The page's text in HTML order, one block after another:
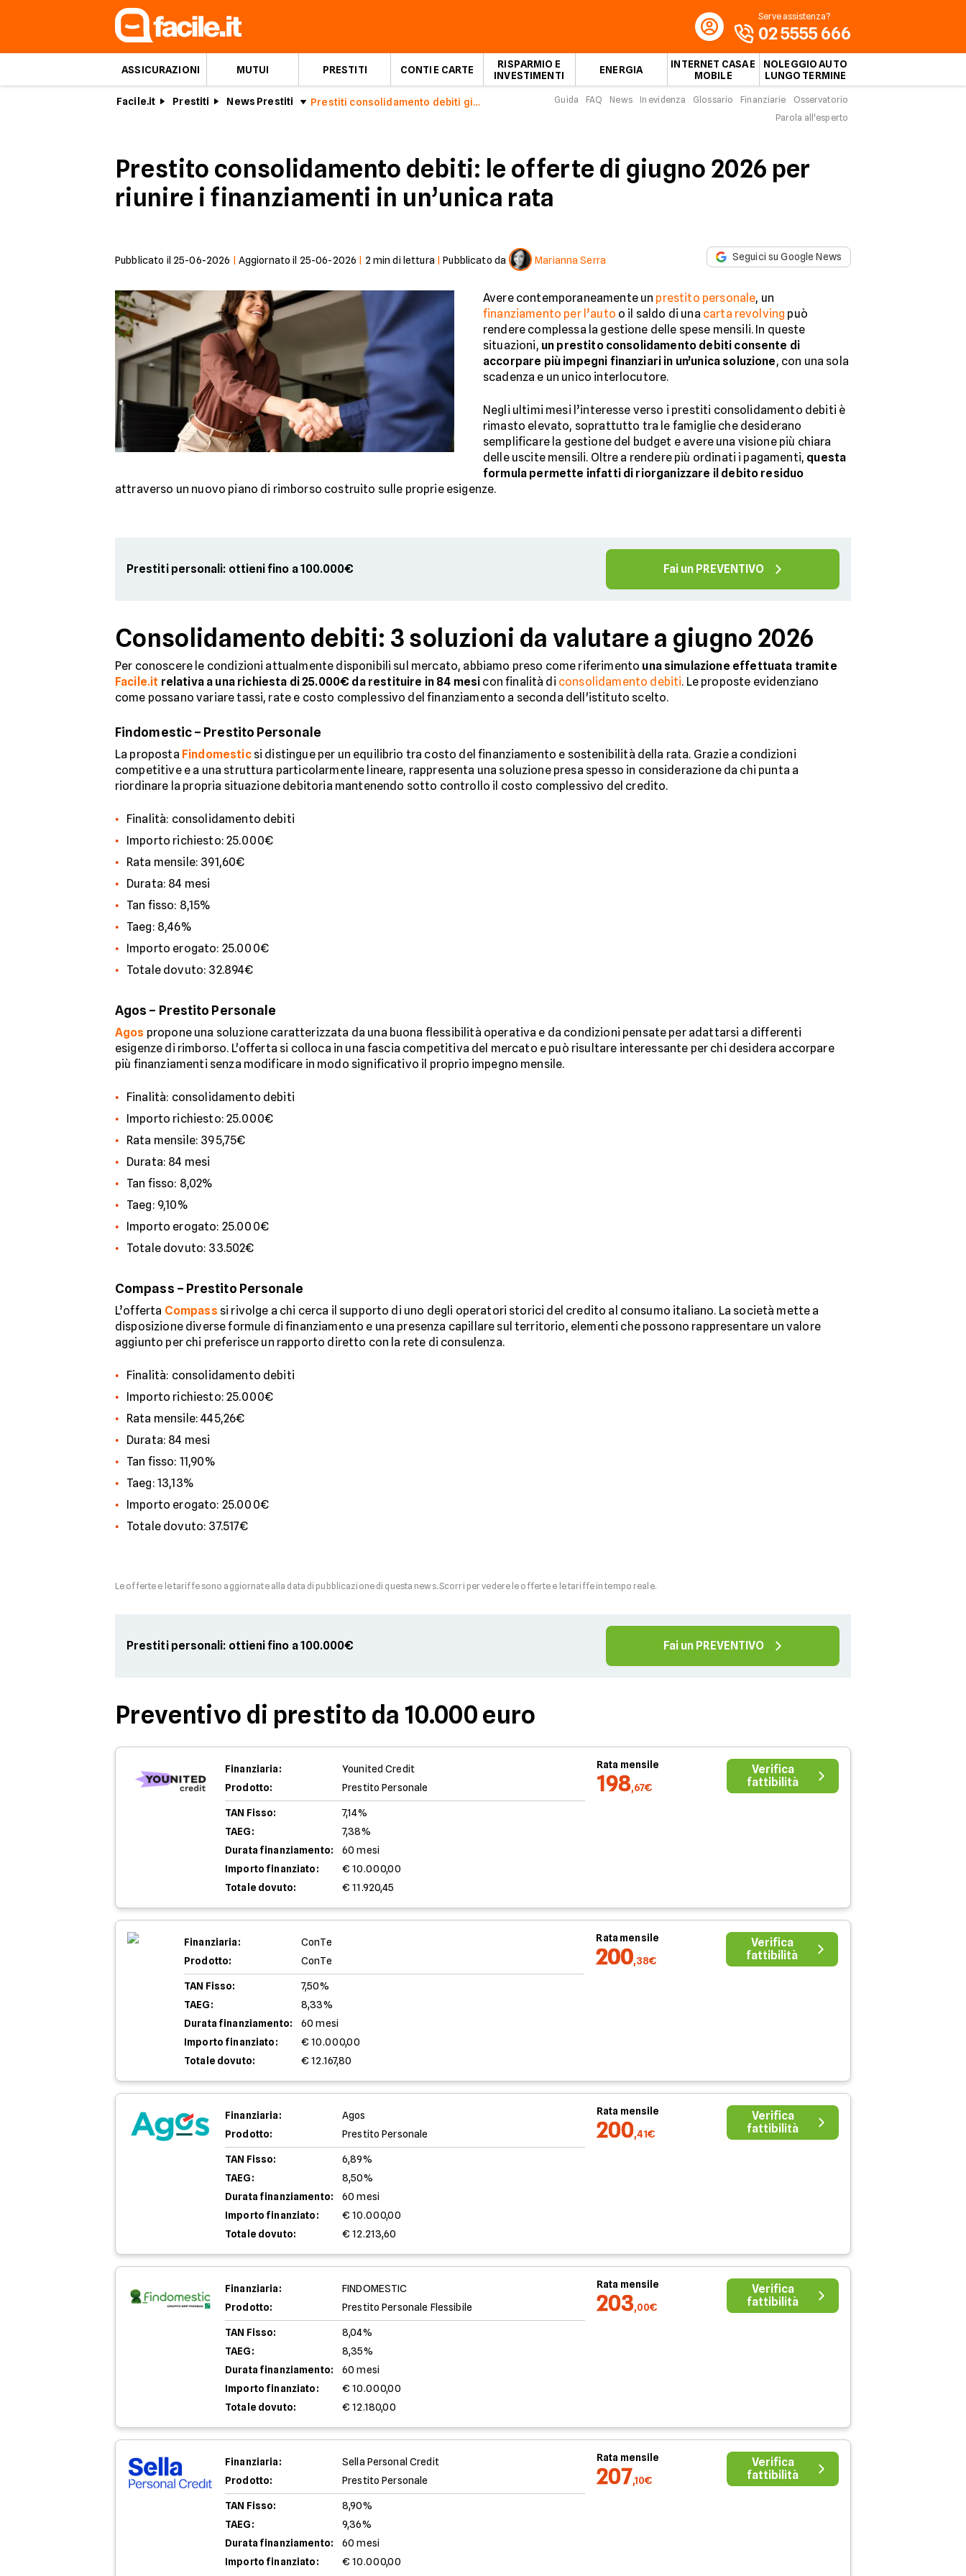
ASSICURAZIONI MUTUI PRESTITI CONTI E CARTE
RISPARMIO E
INVESTIMENTI
ENERGIA
INTERNET CASA E
MOBILE
NOLEGGIO AUTO
LUNGO TERMINE
Serve assistenza?
02 5555 666
Facile.it Prestiti News Prestiti Prestiti consolidamento debiti giugno 2026 Guida FAQ News In evidenza Glossario Finanziarie
Osservatorio
Parola all'esperto
Prestito consolidamento debiti: le offerte di giugno 2026 per
riunire i finanziamenti in un’unica rata
Pubblicato il 25-06-2026 Aggiornato il 25-06-2026 2 min di lettura |Pubblicato da Marianna Serra Seguici su Google News
Avere contemporaneamente un prestito personale, un
finanziamento per l’auto o il saldo di una carta revolving può
rendere complessa la gestione delle spese mensili. In queste
situazioni, un prestito consolidamento debiti consente di
accorpare più impegni finanziari in un’unica soluzione, con una sola
scadenza e un unico interlocutore.
Negli ultimi mesi l’interesse verso i prestiti consolidamento debiti è
rimasto elevato, soprattutto tra le famiglie che desiderano
semplificare la gestione del budget e avere una visione più chiara
delle uscite mensili. Oltre a rendere più ordinati i pagamenti, questa
formula permette infatti di riorganizzare il debito residuo
attraverso un nuovo piano di rimborso costruito sulle proprie esigenze.
Prestiti personali: ottieni fino a 100.000€ Fai un PREVENTIVO
Consolidamento debiti: 3 soluzioni da valutare a giugno 2026
Per conoscere le condizioni attualmente disponibili sul mercato, abbiamo preso come riferimento una simulazione effettuata tramite
Facile.it relativa a una richiesta di 25.000€ da restituire in 84 mesi con finalità di consolidamento debiti. Le proposte evidenziano
come possano variare tassi, rate e costo complessivo del finanziamento a seconda dell'istituto scelto.
Findomestic – Prestito Personale
La proposta Findomesticsi distingue per un equilibrio tra costo del finanziamento e sostenibilità della rata. Grazie a condizioni
competitive e a una struttura particolarmente lineare, rappresenta una soluzione presa spesso in considerazione da chi punta a
riordinare la propria situazione debitoria mantenendo sotto controllo il costo complessivo del credito.
Finalità: consolidamento debiti
Importo richiesto: 25.000€
Rata mensile: 391,60€
Durata: 84 mesi
Tan fisso: 8,15%
Taeg: 8,46%
Importo erogato: 25.000€
Totale dovuto: 32.894€
Agos – Prestito Personale
Agos propone una soluzione caratterizzata da una buona flessibilità operativa e da condizioni pensate per adattarsi a differenti
esigenze di rimborso. L'offerta si colloca in una fascia competitiva del mercato e può risultare interessante per chi desidera accorpare
più finanziamenti senza modificare in modo significativo il proprio impegno mensile.
Finalità: consolidamento debiti
Importo richiesto: 25.000€
Rata mensile: 395,75€
Durata: 84 mesi
Tan fisso: 8,02%
Taeg: 9,10%
Importo erogato: 25.000€
Totale dovuto: 33.502€
Compass – Prestito Personale
L’offerta Compass si rivolge a chi cerca il supporto di uno degli operatori storici del credito al consumo italiano. La società mette a
disposizione diverse formule di finanziamento e una presenza capillare sul territorio, elementi che possono rappresentare un valore
aggiunto per chi preferisce un rapporto diretto con la rete di consulenza.
Finalità: consolidamento debiti
Importo richiesto: 25.000€
Rata mensile: 445,26€
Durata: 84 mesi
Tan fisso: 11,90%
Taeg: 13,13%
Importo erogato: 25.000€
Totale dovuto: 37.517€
Le offerte e le tariffe sono aggiornate alla data di pubblicazione di questa news. Scorri per vedere le offerte e le tariffe in tempo reale.
Prestiti personali: ottieni fino a 100.000€ Fai un PREVENTIVO
Preventivo di prestito da 10.000 euro
Finanziaria:
Younited Credit
Prodotto:
Prestito Personale
TAN Fisso:
7,14%
TAEG:
7,38%
Durata finanziamento:
60 mesi
Importo finanziato:
€ 10.000,00
Totale dovuto:
€ 11.920,45
Rata mensile
198,67€
Verifica
fattibilità
Finanziaria:
ConTe
Prodotto:
ConTe
TAN Fisso:
7,50%
TAEG:
8,33%
Durata finanziamento:
60 mesi
Importo finanziato:
€ 10.000,00
Totale dovuto:
€ 12.167,80
Rata mensile
200,38€
Verifica
fattibilità
Finanziaria:
Agos
Prodotto:
Prestito Personale
TAN Fisso:
6,89%
TAEG:
8,50%
Durata finanziamento:
60 mesi
Importo finanziato:
€ 10.000,00
Totale dovuto:
€ 12.213,60
Rata mensile
200,41€
Verifica
fattibilità
Finanziaria:
FINDOMESTIC
Prodotto:
Prestito Personale Flessibile
TAN Fisso:
8,04%
TAEG:
8,35%
Durata finanziamento:
60 mesi
Importo finanziato:
€ 10.000,00
Totale dovuto:
€ 12.180,00
Rata mensile
203,00€
Verifica
fattibilità
Finanziaria:
Sella Personal Credit
Prodotto:
Prestito Personale
TAN Fisso:
8,90%
TAEG:
9,36%
Durata finanziamento:
60 mesi
Importo finanziato:
€ 10.000,00
Rata mensile
207,10€
Verifica
fattibilità